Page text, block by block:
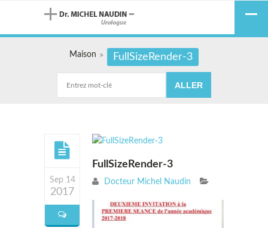
Maison FullSizeRender-3
Sep 14
2017
FullSizeRender-3
Docteur Michel Naudin